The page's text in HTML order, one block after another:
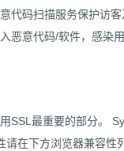
代码扫描服务保护访
恶意代码/软件，感染
SSL最重要的部分。
请在下方浏览器兼容性